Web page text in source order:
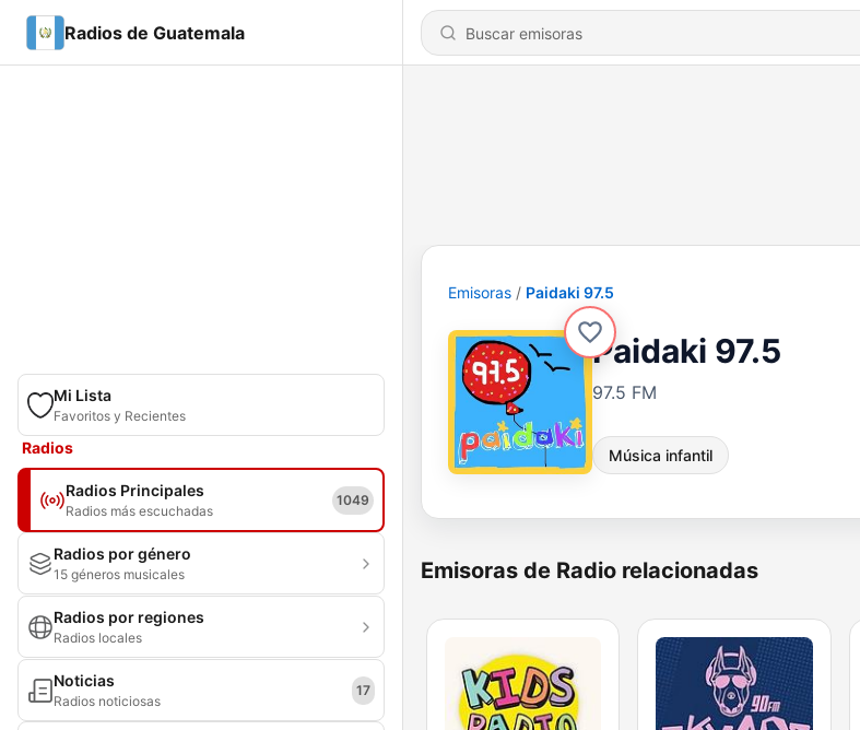
Radios de Guatemala
Mi Lista
Favoritos y Recientes
Radios
Radios Principales
Radios más escuchadas
1049
Radios por género
15 géneros musicales
Radios por regiones
Radios locales
Noticias
Radios noticiosas
17
Emisoras Paidaki 97.5
Paidaki 97.5
97.5 FM
Música infantil
Emisoras de Radio relacionadas